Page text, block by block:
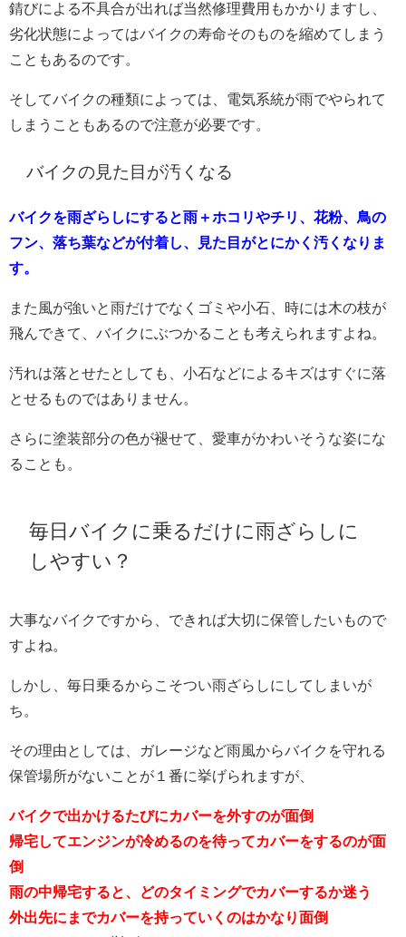
錆びによる不具合が出れば当然修理費用もかかりますし、
劣化状態によってはバイクの寿命そのものを縮めてしまう
こともあるのです。
そしてバイクの種類によっては、電気系統が雨でやられて
しまうこともあるので注意が必要です。
バイクの見た目が汚くなる
バイクを雨ざらしにすると雨＋ホコリやチリ、花粉、鳥の
フン、落ち葉などが付着し、見た目がとにかく汚くなりま
す。
また風が強いと雨だけでなくゴミや小石、時には木の枝が
飛んできて、バイクにぶつかることも考えられますよね。
汚れは落とせたとしても、小石などによるキズはすぐに落
とせるものではありません。
さらに塗装部分の色が褪せて、愛車がかわいそうな姿にな
ることも。
毎日バイクに乗るだけに雨ざらしに
しやすい？
大事なバイクですから、できれば大切に保管したいもので
すよね。
しかし、毎日乗るからこそつい雨ざらしにしてしまいが
ち。
その理由としては、ガレージなど雨風からバイクを守れる
保管場所がないことが１番に挙げられますが、
バイクで出かけるたびにカバーを外すのが面倒
帰宅してエンジンが冷めるのを待ってカバーをするのが面
倒
雨の中帰宅すると、どのタイミングでカバーするか迷う
外出先にまでカバーを持っていくのはかなり面倒